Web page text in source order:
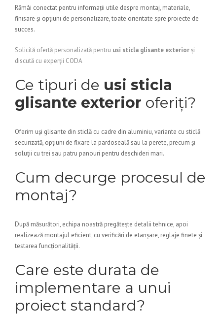
Rămâi conectat pentru informații utile despre montaj, materiale,
finisare și opțiuni de personalizare, toate orientate spre proiecte de
succes.
Solicită ofertă personalizată pentru usi sticla glisante exteriorși
discută cu experții CODA
Ce tipuri de usi sticla
glisante exterior oferiți?
Oferim uși glisante din sticlă cu cadre din aluminiu, variante cu sticlă
securizată, opțiuni de fixare la pardoseală sau la perete, precum și
soluții cu trei sau patru panouri pentru deschideri mari.
Cum decurge procesul de
montaj?
După măsurători, echipa noastră pregătește detalii tehnice, apoi
realizează montajul eficient, cu verificări de etanșare, reglaje finete și
testarea funcționalității.
Care este durata de
implementare a unui
proiect standard?